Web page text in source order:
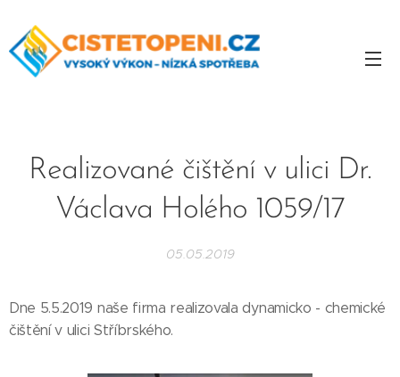
Realizované čištění v ulici Dr.
Václava Holého 1059/17
05.05.2019
Dne 5.5.2019 naše firma realizovala dynamicko - chemické
čištění v ulici Stříbrského.